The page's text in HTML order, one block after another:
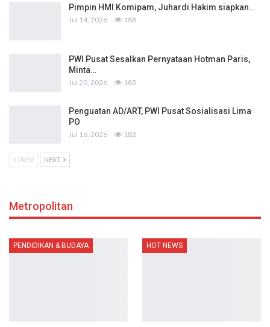
Pimpin HMI Komipam, Juhardi Hakim siapkan…
Jul 14, 2026 188
PWI Pusat Sesalkan Pernyataan Hotman Paris,
Minta…
Jul 20, 2026 185
Penguatan AD/ART, PWI Pusat Sosialisasi Lima
PO
Jul 16, 2026 182
PREV NEXT
Metropolitan
PENDIDIKAN & BUDAYA HOT NEWS